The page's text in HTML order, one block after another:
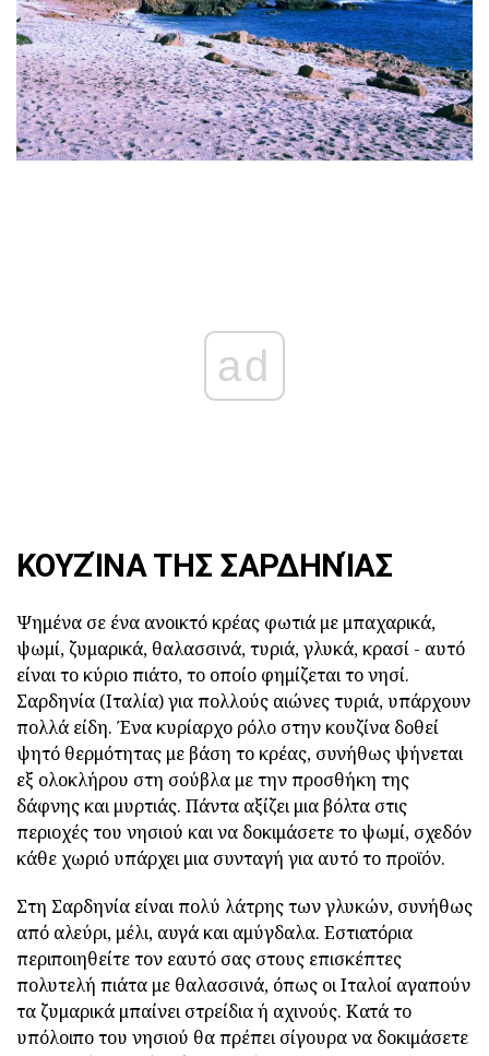
ad
ΚΟΥΖΊΝΑ ΤΗΣ ΣΑΡΔΗΝΊΑΣ
Ψημένα σε ένα ανοικτό κρέας φωτιά με μπαχαρικά,
ψωμί, ζυμαρικά, θαλασσινά, τυριά, γλυκά, κρασί - αυτό
είναι το κύριο πιάτο, το οποίο φημίζεται το νησί.
Σαρδηνία (Ιταλία) για πολλούς αιώνες τυριά, υπάρχουν
πολλά είδη. Ένα κυρίαρχο ρόλο στην κουζίνα δοθεί
ψητό θερμότητας με βάση το κρέας, συνήθως ψήνεται
εξ ολοκλήρου στη σούβλα με την προσθήκη της
δάφνης και μυρτιάς. Πάντα αξίζει μια βόλτα στις
περιοχές του νησιού και να δοκιμάσετε το ψωμί, σχεδόν
κάθε χωριό υπάρχει μια συνταγή για αυτό το προϊόν.
Στη Σαρδηνία είναι πολύ λάτρης των γλυκών, συνήθως
από αλεύρι, μέλι, αυγά και αμύγδαλα. Εστιατόρια
περιποιηθείτε τον εαυτό σας στους επισκέπτες
πολυτελή πιάτα με θαλασσινά, όπως οι Ιταλοί αγαπούν
τα ζυμαρικά μπαίνει στρείδια ή αχινούς. Κατά το
υπόλοιπο του νησιού θα πρέπει σίγουρα να δοκιμάσετε